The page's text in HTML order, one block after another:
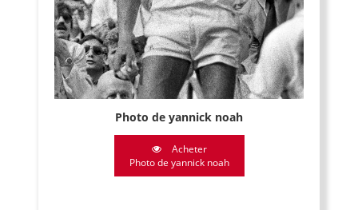
Photo de yannick noah
Acheter
Photo de yannick noah